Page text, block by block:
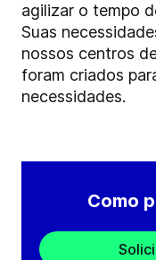
agilizar o tempo
Suas
nossos centros
foram criados
necessidades.
Como